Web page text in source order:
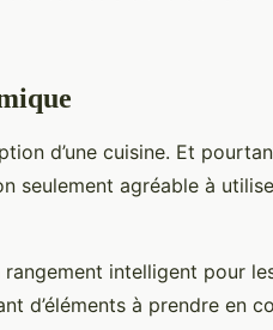
d’une cuisine. Et
seulement agréable à
intelligent pour
d’éléments à prendre en